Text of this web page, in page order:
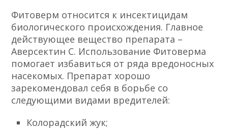
Фитоверм относится к инсектицидам
биологического происхождения. Главное
действующее вещество препарата –
Аверсектин С. Использование Фитоверма
помогает избавиться от ряда вредоносных
насекомых. Препарат хорошо
зарекомендовал себя в борьбе со
следующими видами вредителей:
Колорадский жук;